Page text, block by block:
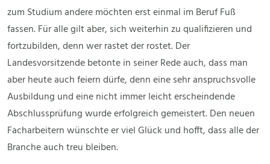
zum Studium andere möchten erst einmal im Beruf Fuß
fassen. Für alle gilt aber, sich weiterhin zu qualifizieren und
fortzubilden, denn wer rastet der rostet. Der
Landesvorsitzende betonte in seiner Rede auch, dass man
aber heute auch feiern dürfe, denn eine sehr anspruchsvolle
Ausbildung und eine nicht immer leicht erscheindende
Abschlussprüfung wurde erfolgreich gemeistert. Den neuen
Facharbeitern wünschte er viel Glück und hofft, dass alle der
Branche auch treu bleiben.